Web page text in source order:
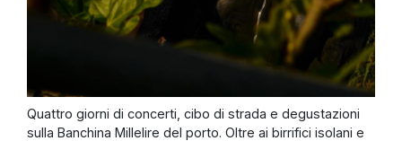
Quattro giorni di concerti, cibo di strada e degustazioni
sulla Banchina Millelire del porto. Oltre ai birrifici isolani e